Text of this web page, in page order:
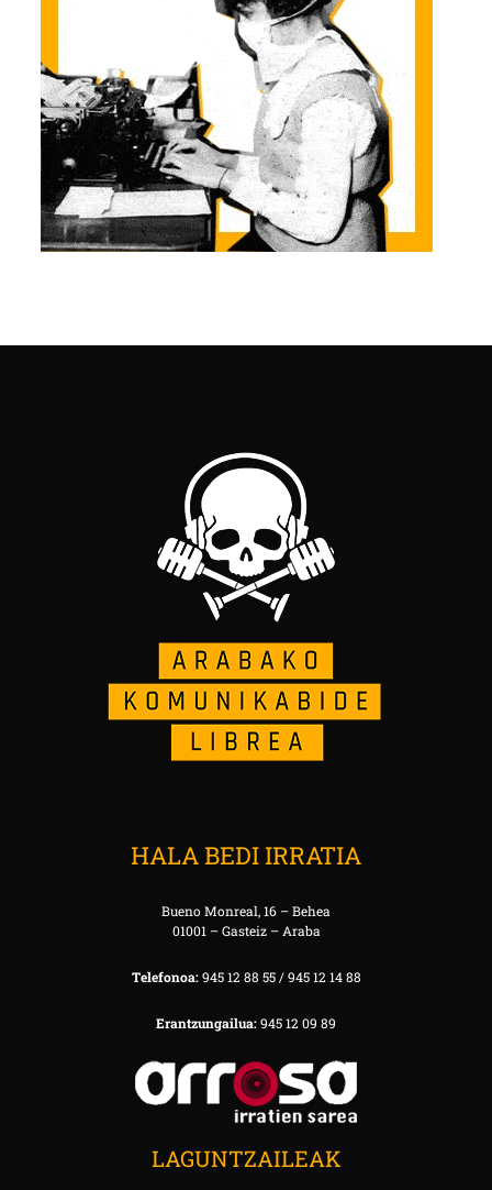
HALA BEDI IRRATIA
Bueno Monreal, 16 – Behea
01001 – Gasteiz – Araba
Telefonoa:945 12 88 55 / 945 12 14 88
Erantzungailua:945 12 09 89
LAGUNTZAILEAK